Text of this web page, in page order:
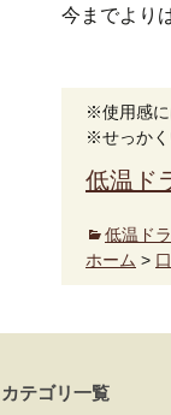
今までより
※使用感に
※せっかく
低温ド
低温ド
ホーム >
カテゴリ一覧